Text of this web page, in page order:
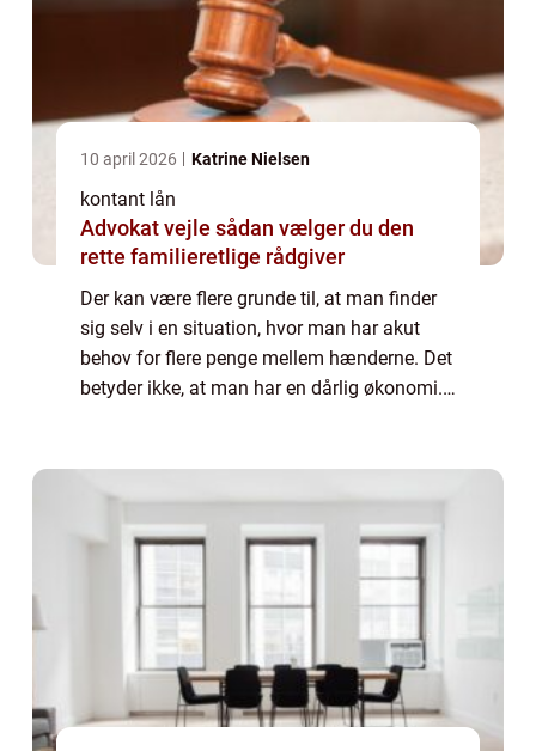
10 april 2026 Katrine Nielsen
kontant lån
Advokat vejle sådan vælger du den
rette familieretlige rådgiver
Der kan være flere grunde til, at man finder
sig selv i en situation, hvor man har akut
behov for flere penge mellem hænderne. Det
betyder ikke, at man har en dårlig økonomi.